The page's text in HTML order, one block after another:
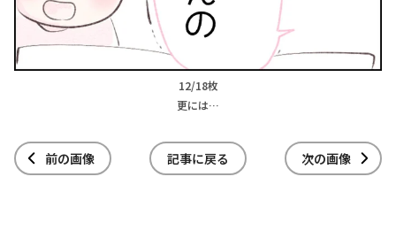
12/18枚
更には…
前の画像 記事に戻る 次の画像